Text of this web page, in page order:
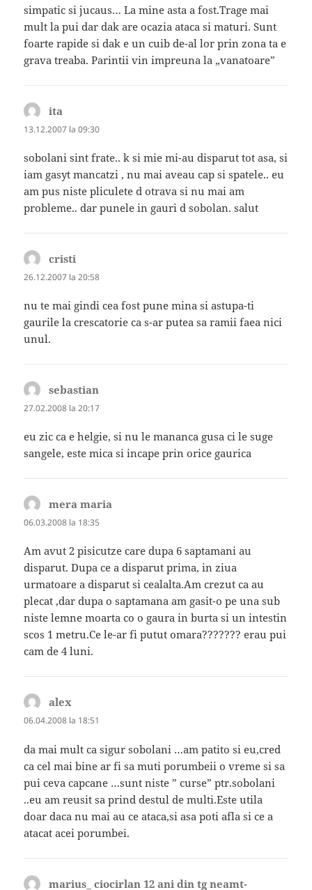
simpatic si jucaus… La mine asta a fost.Trage mai
mult la pui dar dak are ocazia ataca si maturi. Sunt
foarte rapide si dak e un cuib de-al lor prin zona ta e
grava treaba. Parintii vin impreuna la „vanatoare”
ita
13.12.2007 la 09:30
sobolani sint frate.. k si mie mi-au disparut tot asa, si
iam gasyt mancatzi , nu mai aveau cap si spatele.. eu
am pus niste pliculete d otrava si nu mai am
probleme.. dar punele in gauri d sobolan. salut
cristi
26.12.2007 la 20:58
nu te mai gindi cea fost pune mina si astupa-ti
gaurile la crescatorie ca s-ar putea sa ramii faea nici
unul.
sebastian
27.02.2008 la 20:17
eu zic ca e helgie, si nu le mananca gusa ci le suge
sangele, este mica si incape prin orice gaurica
mera maria
06.03.2008 la 18:35
Am avut 2 pisicutze care dupa 6 saptamani au
disparut. Dupa ce a disparut prima, in ziua
urmatoare a disparut si cealalta.Am crezut ca au
plecat ,dar dupa o saptamana am gasit-o pe una sub
niste lemne moarta co o gaura in burta si un intestin
scos 1 metru.Ce le-ar fi putut omara??????? erau pui
cam de 4 luni.
alex
06.04.2008 la 18:51
da mai mult ca sigur sobolani …am patito si eu,cred
ca cel mai bine ar fi sa muti porumbeii o vreme si sa
pui ceva capcane …sunt niste ” curse” ptr.sobolani
..eu am reusit sa prind destul de multi.Este utila
doar daca nu mai au ce ataca,si asa poti afla si ce a
atacat acei porumbei.
marius_ ciocirlan 12 ani din tg neamt-